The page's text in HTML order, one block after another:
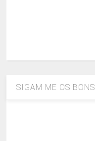
SIGAM ME OS BONS